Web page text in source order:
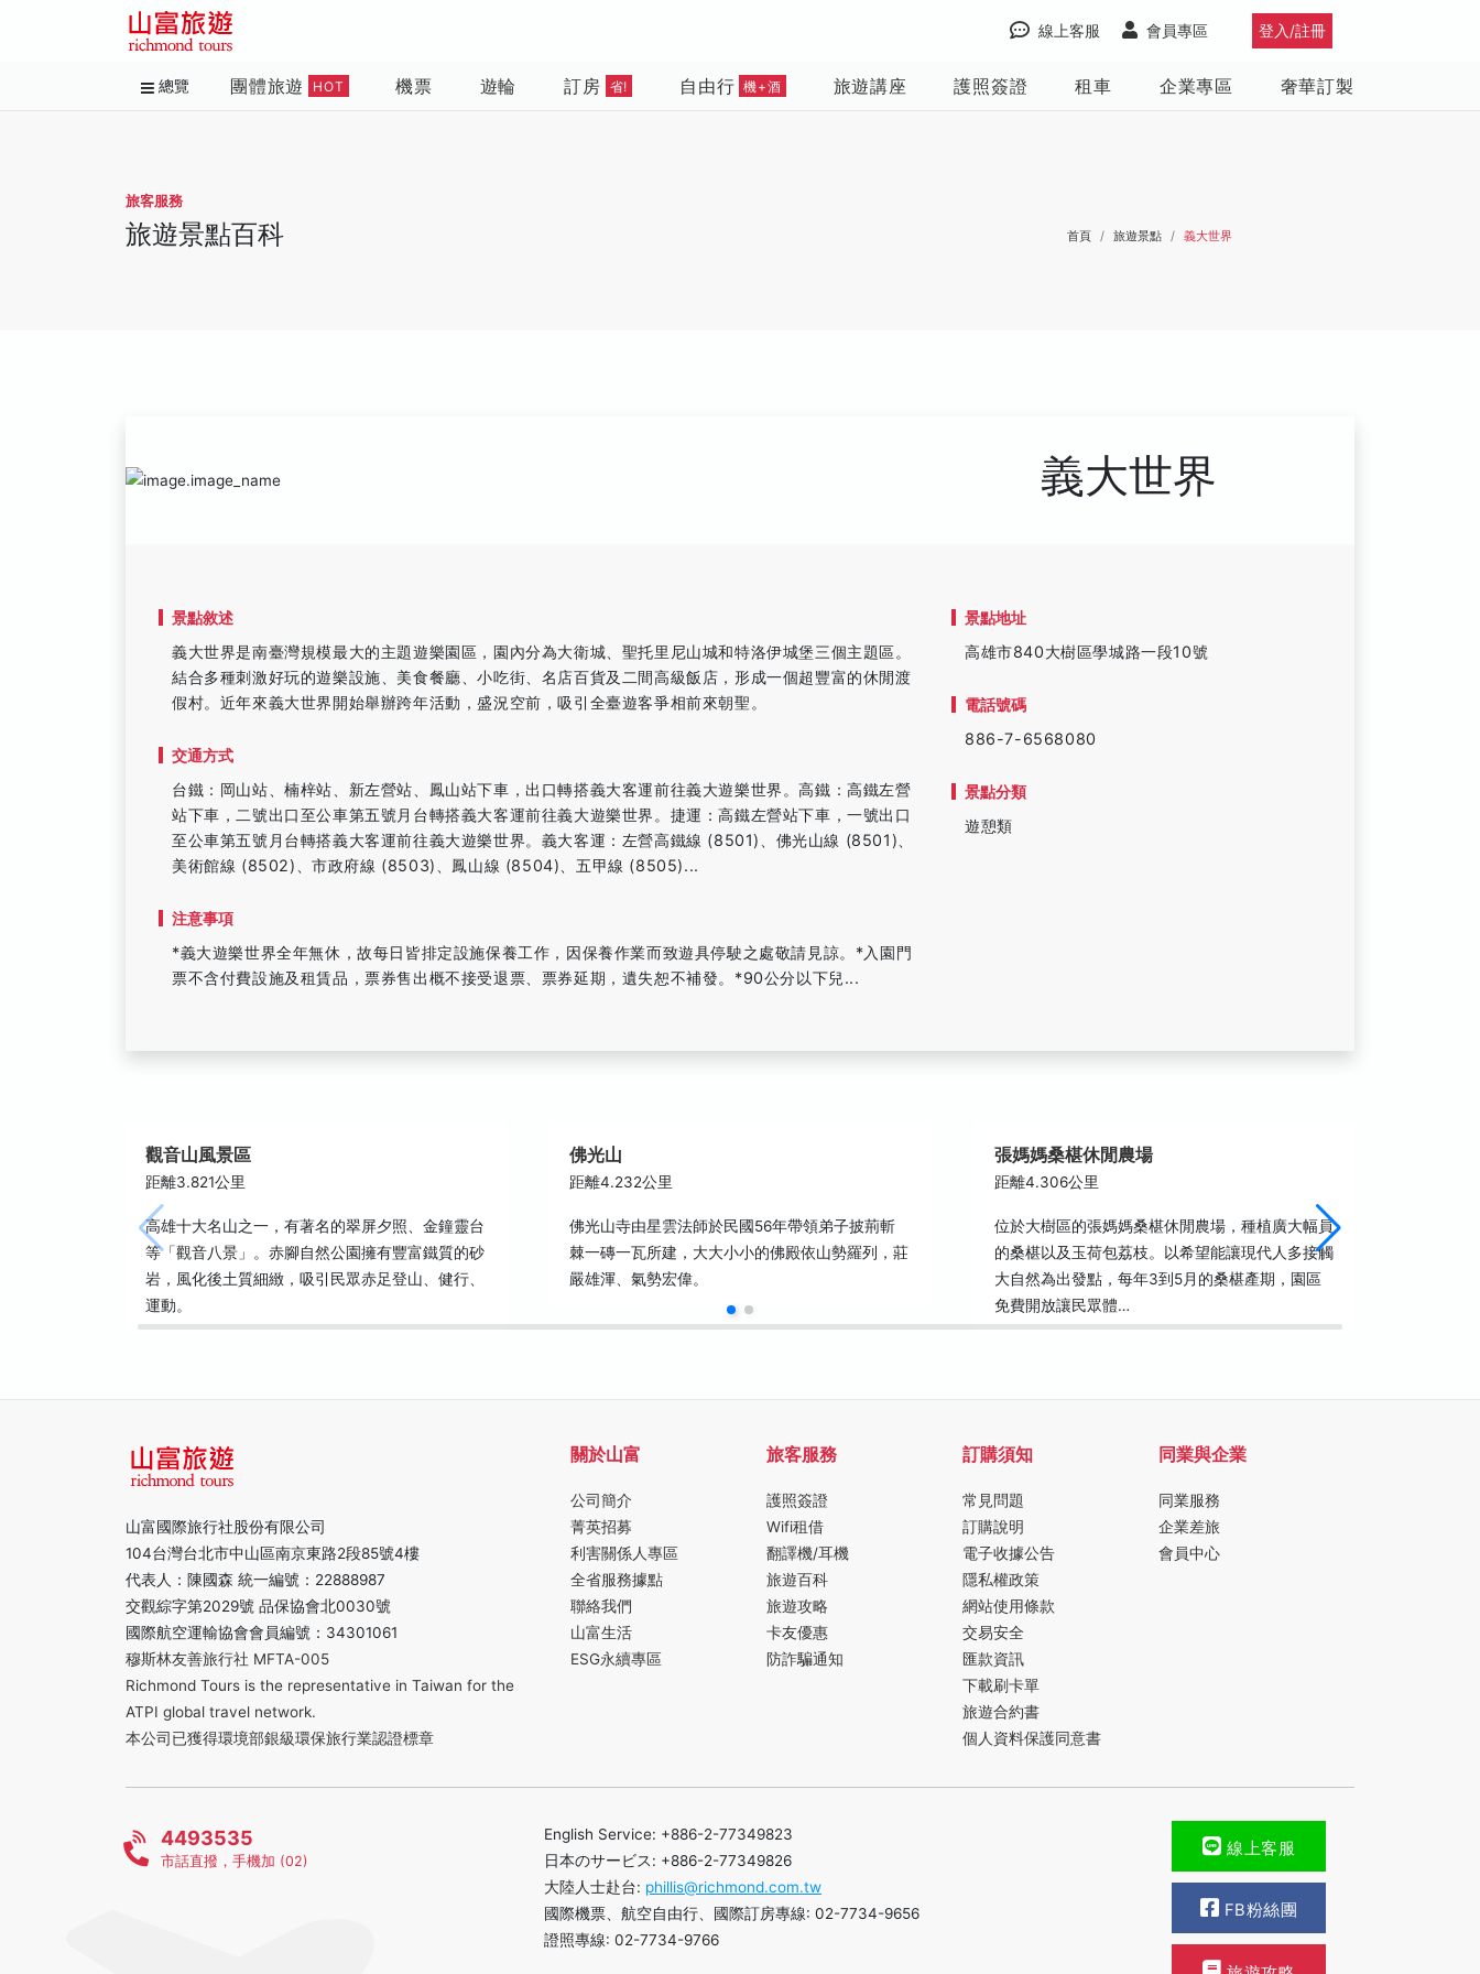
登入/註冊
會員專區
線上客服
總覽 團體旅遊 HOT 機票 遊輪 訂房 省! 自由行 機+酒 旅遊講座 護照簽證 租車 企業專區 奢華訂製
旅客服務
旅遊景點百科 首頁 旅遊景點 義大世界
義大世界
景點敘述
義大世界是南臺灣規模最大的主題遊樂園區，園內分為大衛城、聖托里尼山城和特洛伊城堡三個主題區。
結合多種刺激好玩的遊樂設施、美食餐廳、小吃街、名店百貨及二間高級飯店，形成一個超豐富的休閒渡
假村。近年來義大世界開始舉辦跨年活動，盛況空前，吸引全臺遊客爭相前來朝聖。
交通方式
台鐵：岡山站、楠梓站、新左營站、鳳山站下車，出口轉搭義大客運前往義大遊樂世界。高鐵：高鐵左營
站下車，二號出口至公車第五號月台轉搭義大客運前往義大遊樂世界。捷運：高鐵左營站下車，一號出口
至公車第五號月台轉搭義大客運前往義大遊樂世界。義大客運：左營高鐵線 (8501)、佛光山線 (8501)、
美術館線 (8502)、市政府線 (8503)、鳳山線 (8504)、五甲線 (8505)...
注意事項
*義大遊樂世界全年無休，故每日皆排定設施保養工作，因保養作業而致遊具停駛之處敬請見諒。*入園門
票不含付費設施及租賃品，票券售出概不接受退票、票券延期，遺失恕不補發。*90公分以下兒...
景點地址
高雄市840大樹區學城路一段10號
電話號碼
886-7-6568080
景點分類
遊憩類
觀音山風景區
距離3.821公里
高雄十大名山之一，有著名的翠屏夕照、金鐘靈台
等「觀音八景」。赤腳自然公園擁有豐富鐵質的砂
岩，風化後土質細緻，吸引民眾赤足登山、健行、
運動。
佛光山
距離4.232公里
佛光山寺由星雲法師於民國56年帶領弟子披荊斬
棘一磚一瓦所建，大大小小的佛殿依山勢羅列，莊
嚴雄渾、氣勢宏偉。
張媽媽桑椹休閒農場
距離4.306公里
位於大樹區的張媽媽桑椹休閒農場，種植廣大幅員
的桑椹以及玉荷包荔枝。以希望能讓現代人多接觸
大自然為出發點，每年3到5月的桑椹產期，園區
免費開放讓民眾體…
山富國際旅行社股份有限公司
104台灣台北市中山區南京東路2段85號4樓
代表人：陳國森 統一編號：22888987
交觀綜字第2029號 品保協會北0030號
國際航空運輸協會會員編號：34301061
穆斯林友善旅行社 MFTA-005
Richmond Tours is the representative in Taiwan for the
ATPI global travel network.
本公司已獲得環境部銀級環保旅行業認證標章
關於山富
公司簡介
菁英招募
利害關係人專區
全省服務據點
聯絡我們
山富生活
ESG永續專區
旅客服務
護照簽證
Wifi租借
翻譯機/耳機
旅遊百科
旅遊攻略
卡友優惠
防詐騙通知
訂購須知
常見問題
訂購說明
電子收據公告
隱私權政策
網站使用條款
交易安全
匯款資訊
下載刷卡單
旅遊合約書
個人資料保護同意書
同業與企業
同業服務
企業差旅
會員中心
4493535
市話直撥，手機加 (02)
English Service: +886-2-77349823
日本のサービス: +886-2-77349826
大陸人士赴台: phillis@richmond.com.tw
國際機票、航空自由行、國際訂房專線: 02-7734-9656
證照專線: 02-7734-9766
線上客服
FB粉絲團